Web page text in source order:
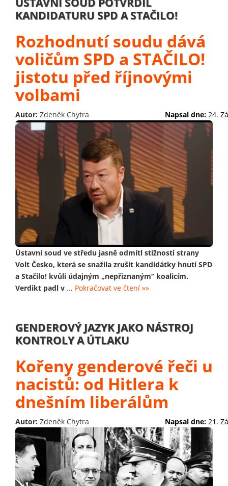
KANDIDATURU SPD A STAČILO!
Rozhodnutí soudu dává
voličům SPD a STAČILO!
jistotu před říjnovými
volbami
Autor: Zdeněk Chytra Napsal dne: 24.
Ústavní soud ve středu jasně odmítl stížnosti strany
Volt Česko, která se snažila zrušit kandidátky hnutí SPD
a Stačilo! kvůli údajným „nepřiznaným“ koalicím.
Verdikt padl v ... Pokračovat ve čtení »»
GENDEROVÝ JAZYK JAKO NÁSTROJ
KONTROLY A ÚTLAKU
Kořeny genderové řeči u
nacistů: od Hitlera k
dnešním liberálům
Autor: Zdeněk Chytra Napsal dne: 21.